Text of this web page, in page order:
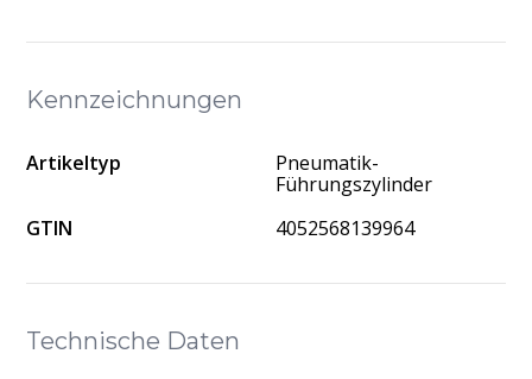
Technische Daten
Kennzeichnungen
Artikeltyp
Pneumatik-
Führungszylinder
GTIN
4052568139964